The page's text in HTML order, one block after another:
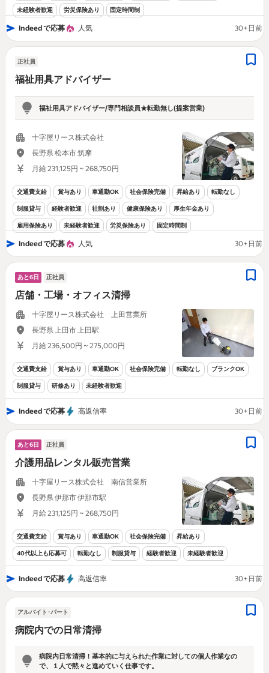
未経験者歓迎 労災保険あり 固定時間制
Indeed で応募 人気 30+日前
正社員
福祉用具アドバイザー
福祉用具アドバイザー/専門相談員★転勤無し(提案営業)
十字屋リース株式会社
長野県 松本市 筑摩
月給 231,125円 ~ 268,750円
交通費支給 賞与あり 車通勤OK 社会保険完備 昇給あり 転勤なし
制服貸与 経験者歓迎 社割あり 健康保険あり 厚生年金あり
雇用保険あり 未経験者歓迎 労災保険あり 固定時間制
Indeed で応募 人気 30+日前
あと6日 正社員
店舗・工場・オフィス清掃
十字屋リース株式会社 上田営業所
長野県 上田市 上田駅
月給 236,500円 ~ 275,000円
交通費支給 賞与あり 車通勤OK 社会保険完備 転勤なし ブランクOK
制服貸与 研修あり 未経験者歓迎
Indeed で応募 高返信率 30+日前
あと6日 正社員
介護用品レンタル販売営業
十字屋リース株式会社 南信営業所
長野県 伊那市 伊那市駅
月給 231,125円 ~ 268,750円
交通費支給 賞与あり 車通勤OK 社会保険完備 昇給あり
40代以上も応募可 転勤なし 制服貸与 経験者歓迎 未経験者歓迎
Indeed で応募 高返信率 30+日前
アルバイト･パート
病院内での日常清掃
病院内日常清掃！基本的に与えられた作業に対しての個人作業なの
で、１人で黙々と進めていく仕事です。